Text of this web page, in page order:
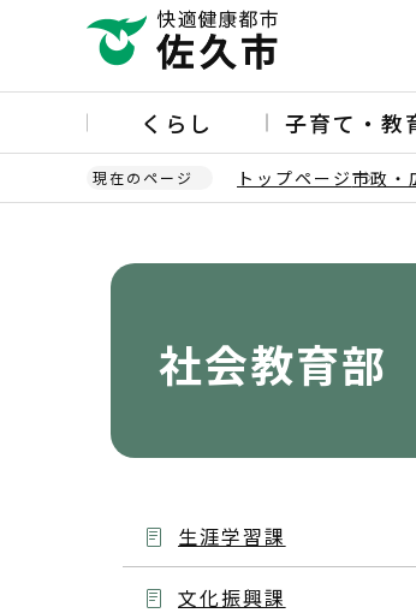
ー
の
くらし 子育て・教
現在のページ トップページ市政・
社会教育部
生涯学習課
文化振興課